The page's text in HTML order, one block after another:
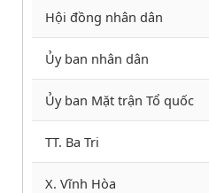
Hội đồng nhân dân
Ủy ban nhân dân
Ủy ban Mặt trận Tổ quốc
TT. Ba Tri
X. Vĩnh Hòa